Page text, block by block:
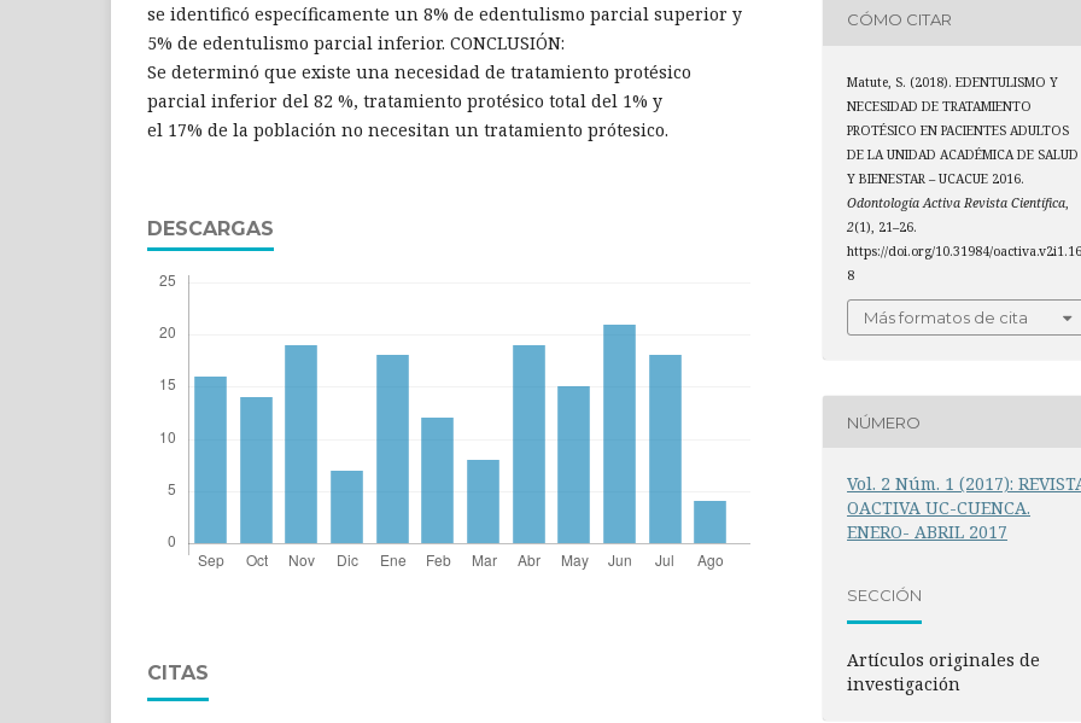
se identificó específicamente un 8% de edentulismo parcial superior y
5% de edentulismo parcial inferior. CONCLUSIÓN:
Se determinó que existe una necesidad de tratamiento protésico
parcial inferior del 82 %, tratamiento protésico total del 1% y
el 17% de la población no necesitan un tratamiento prótesico.
DESCARGAS
CITAS
CÓMO CITAR
Matute, S. (2018). EDENTULISMO Y
NECESIDAD DE TRATAMIENTO
PROTÉSICO EN PACIENTES ADULTOS
DE LA UNIDAD ACADÉMICA DE SALUD
Y BIENESTAR – UCACUE 2016.
Odontología Activa Revista Científica,
2(1), 21–26.
https://doi.org/10.31984/
8
Más formatos de cita
NÚMERO
Vol. 2 Núm. 1 (2017):
OACTIVA UC-CUENCA.
ENERO- ABRIL 2017
SECCIÓN
Artículos originales de
investigación